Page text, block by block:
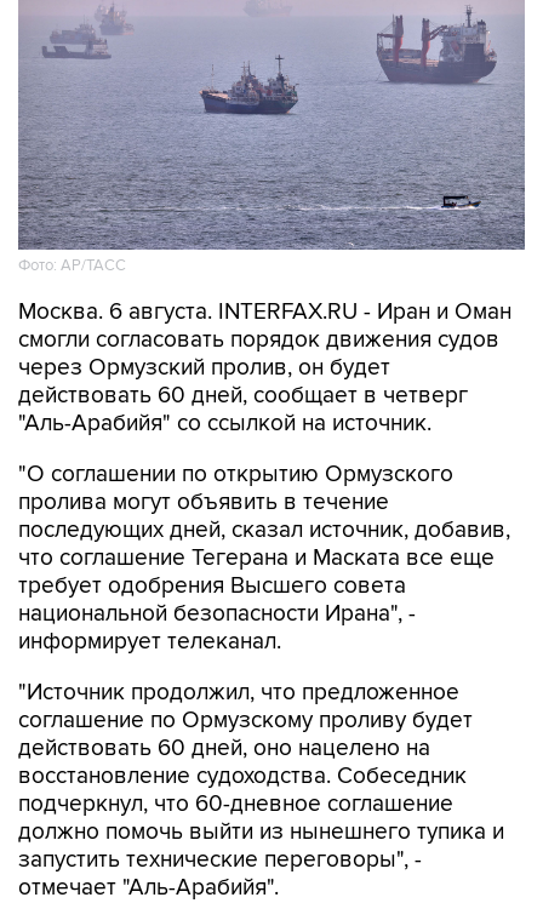
Фото: AP/ТАСС
Москва. 6 августа. INTERFAX.RU - Иран и Оман
смогли согласовать порядок движения судов
через Ормузский пролив, он будет
действовать 60 дней, сообщает в четверг
"Аль-Арабийя" со ссылкой на источник.
"О соглашении по открытию Ормузского
пролива могут объявить в течение
последующих дней, сказал источник, добавив,
что соглашение Тегерана и Маската все еще
требует одобрения Высшего совета
национальной безопасности Ирана", -
информирует телеканал.
"Источник продолжил, что предложенное
соглашение по Ормузскому проливу будет
действовать 60 дней, оно нацелено на
восстановление судоходства. Собеседник
подчеркнул, что 60-дневное соглашение
должно помочь выйти из нынешнего тупика и
запустить технические переговоры", -
отмечает "Аль-Арабийя".